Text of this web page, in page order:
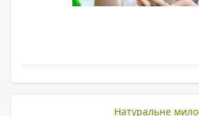
Натуральне мило